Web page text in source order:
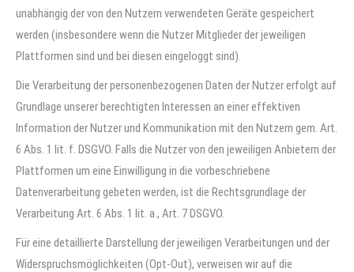
unabhängig der von den Nutzern verwendeten Geräte gespeichert
werden (insbesondere wenn die Nutzer Mitglieder der jeweiligen
Plattformen sind und bei diesen eingeloggt sind).
Die Verarbeitung der personenbezogenen Daten der Nutzer erfolgt auf
Grundlage unserer berechtigten Interessen an einer effektiven
Information der Nutzer und Kommunikation mit den Nutzern gem. Art.
6 Abs. 1 lit. f. DSGVO. Falls die Nutzer von den jeweiligen Anbietern der
Plattformen um eine Einwilligung in die vorbeschriebene
Datenverarbeitung gebeten werden, ist die Rechtsgrundlage der
Verarbeitung Art. 6 Abs. 1 lit. a., Art. 7 DSGVO.
Für eine detaillierte Darstellung der jeweiligen Verarbeitungen und der
Widerspruchsmöglichkeiten (Opt-Out), verweisen wir auf die